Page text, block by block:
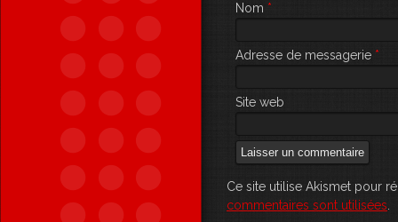
Nom *
Adresse de messagerie *
Site web
Ce site utilise Akismet pour
commentaires sont utilisées